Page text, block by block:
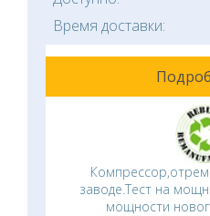
Время доставки:
заводе.Тест на
мощности